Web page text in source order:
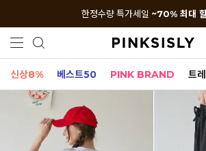
한정수량 특가세일 ~70% 최대
신상8% 베스트50 PINK BRAND 트